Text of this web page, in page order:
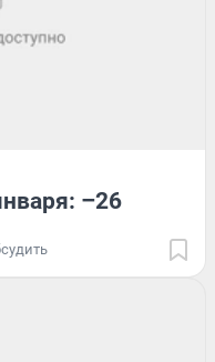
–26